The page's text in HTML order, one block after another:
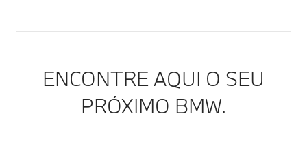
ENCONTRE AQUI O SEU
PRÓXIMO BMW.